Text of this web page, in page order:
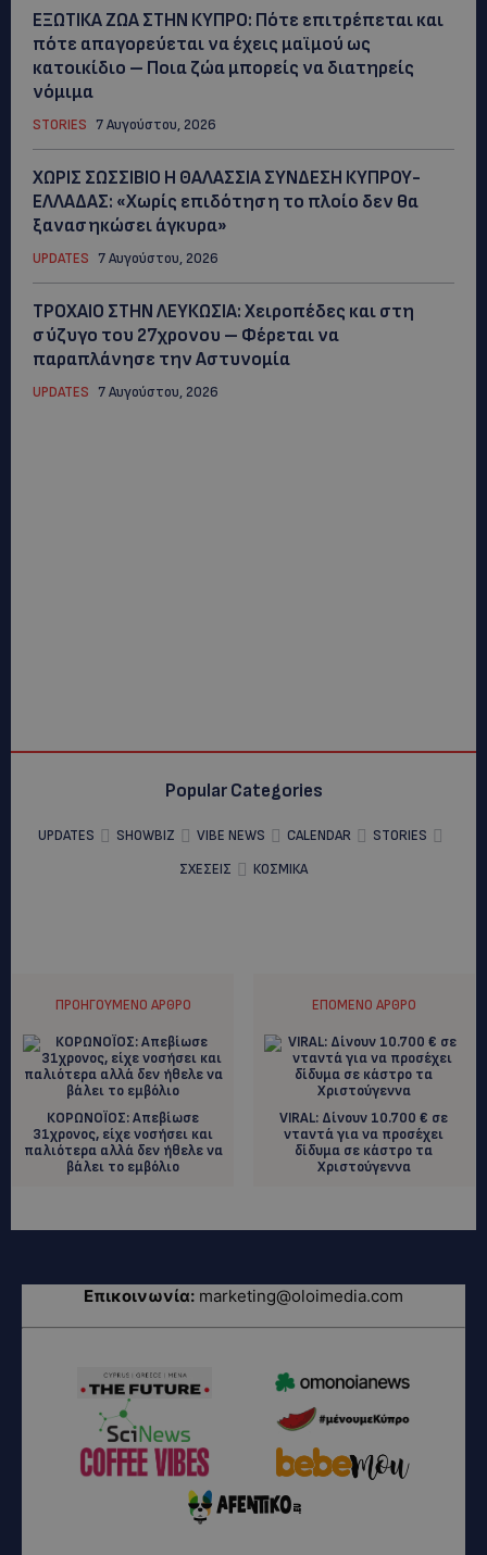
ΕΞΩΤΙΚΑ ΖΩΑ ΣΤΗΝ ΚΥΠΡΟ: Πότε επιτρέπεται και
πότε απαγορεύεται να έχεις μαϊμού ως
κατοικίδιο – Ποια ζώα μπορείς να διατηρείς
νόμιμα
STORIES 7 Αυγούστου, 2026
ΧΩΡΙΣ ΣΩΣΣΙΒΙΟ Η ΘΑΛΑΣΣΙΑ ΣΥΝΔΕΣΗ ΚΥΠΡΟΥ-
ΕΛΛΑΔΑΣ: «Χωρίς επιδότηση το πλοίο δεν θα
ξανασηκώσει άγκυρα»
UPDATES 7 Αυγούστου, 2026
ΤΡΟΧΑΙΟ ΣΤΗΝ ΛΕΥΚΩΣΙΑ: Χειροπέδες και στη
σύζυγο του 27χρονου – Φέρεται να
παραπλάνησε την Αστυνομία
UPDATES 7 Αυγούστου, 2026
Popular Categories
UPDATES SHOWBIZ VIBE NEWS CALENDAR
STORIES
ΣΧΕΣΕΙΣ
ΚΟΣΜΙΚΑ
ΠΡΟΗΓΟΎΜΕΝΟ ΆΡΘΡΟ
ΚΟΡΩΝΟΪΟΣ: Απεβίωσε
31χρονος, είχε νοσήσει και
παλιότερα αλλά δεν ήθελε να
βάλει το εμβόλιο
ΕΠΌΜΕΝΟ ΆΡΘΡΟ
VIRAL: Δίνουν 10.700 € σε
νταντά για να προσέχει
δίδυμα σε κάστρο τα
Χριστούγεννα
Επικοινωνία: marketing@oloimedia.com